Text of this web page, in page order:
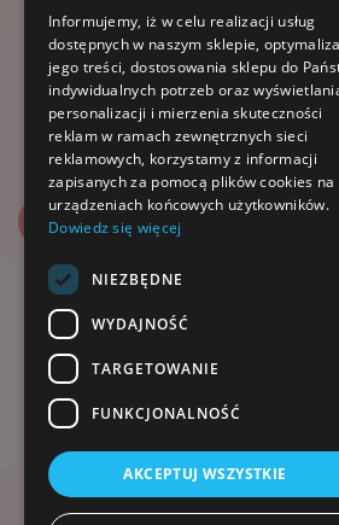
godziny
9:00 - 18:00
10:00 - 14:00
Zapisz się naNEWSLETTER
Zapisz się
Copyright © 2026. Kopalnia-
Informujemy, iż w celu realizacji usług
dostępnych w naszym sklepie,
jego treści, dostosowania sklepu do
indywidualnych potrzeb oraz
personalizacji i mierzenia skuteczności
reklam w ramach zewnętrznych sieci
reklamowych, korzystamy z informacji
zapisanych za pomocą plików cookies na
urządzeniach końcowych użytkowników.
Dowiedz się więcej
NIEZBĘDNE
WYDAJNOŚĆ
TARGETOWANIE
FUNKCJONALNOŚĆ
AKCEPTUJ WSZYSTKIE